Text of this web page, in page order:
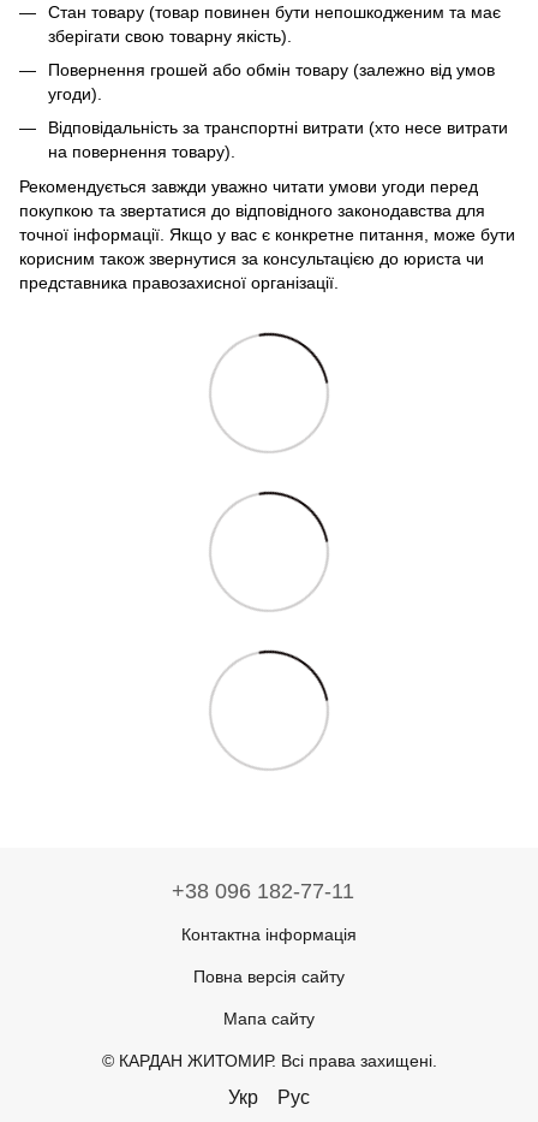
Стан товару (товар повинен бути непошкодженим та має
зберігати свою товарну якість).
Повернення грошей або обмін товару (залежно від умов
угоди).
Відповідальність за транспортні витрати (хто несе витрати
на повернення товару).
Рекомендується завжди уважно читати умови угоди перед
покупкою та звертатися до відповідного законодавства для
точної інформації. Якщо у вас є конкретне питання, може бути
корисним також звернутися за консультацією до юриста чи
представника правозахисної організації.
+38 096 182-77-11
Контактна інформація
Повна версія сайту
Мапа сайту
© КАРДАН ЖИТОМИР. Всі права захищені.
Укр Рус